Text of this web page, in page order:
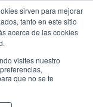
sirven para mejorar
tanto en este sitio
acerca de las cookies
visites nuestro
que no se te